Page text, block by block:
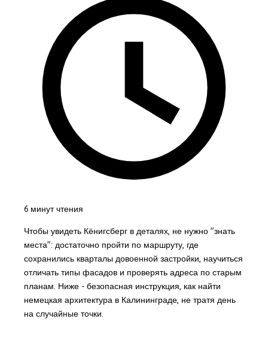
6 минут чтения
Чтобы увидеть Кёнигсберг в деталях, не нужно "знать
места": достаточно пройти по маршруту, где
сохранились кварталы довоенной застройки, научиться
отличать типы фасадов и проверять адреса по старым
планам. Ниже - безопасная инструкция, как найти
немецкая архитектура в Калининграде, не тратя день
на случайные точки.